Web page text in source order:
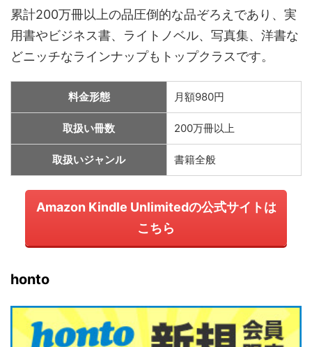
累計200万冊以上の品圧倒的な品ぞろえであり、実
用書やビジネス書、ライトノベル、写真集、洋書な
どニッチなラインナップもトップクラスです。
料金形態 月額980円
取扱い冊数 200万冊以上
取扱いジャンル 書籍全般
Amazon Kindle Unlimitedの公式サイトは
こちら
honto